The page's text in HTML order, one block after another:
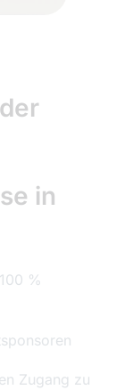
in
%
Zugang zu